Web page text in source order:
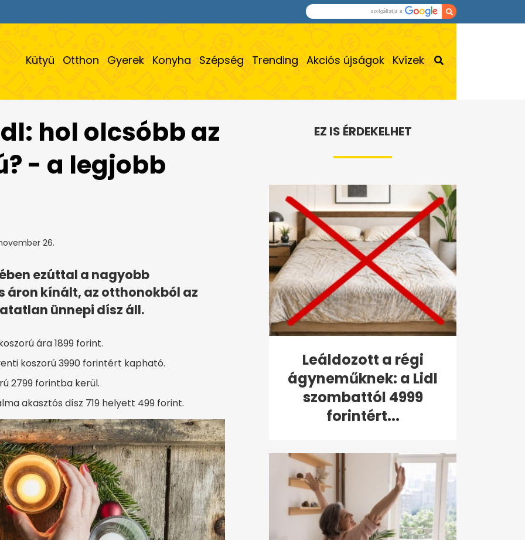
Kütyü Otthon Gyerek Konyha Szépség Trending Akciós újságok Kvízek
hol olcsóbb az
- a legjobb
26.
ezúttal a nagyobb
áron kínált, az otthonokból az
ünnepi dísz áll.
ára 1899 forint.
koszorú 3990 forintért kapható.
2799 forintba kerül.
akasztós dísz 719 helyett 499 forint.
EZ IS ÉRDEKELHET
Leáldozott a régi
ágyneműknek: a Lidl
szombattól 4999
forintért...